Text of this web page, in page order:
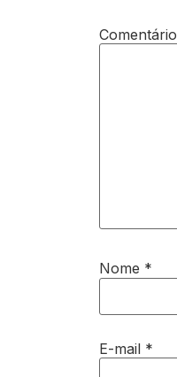
Comentário
Nome *
E-mail *